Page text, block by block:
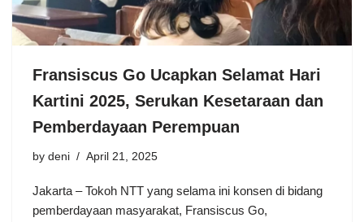
Fransiscus Go Ucapkan Selamat Hari
Kartini 2025, Serukan Kesetaraan dan
Pemberdayaan Perempuan
by deni April 21, 2025
Jakarta – Tokoh NTT yang selama ini konsen di bidang
pemberdayaan masyarakat, Fransiscus Go,